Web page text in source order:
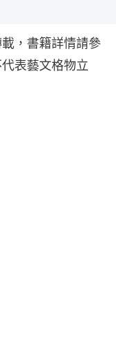
，書籍詳情請參
表藝文格物立